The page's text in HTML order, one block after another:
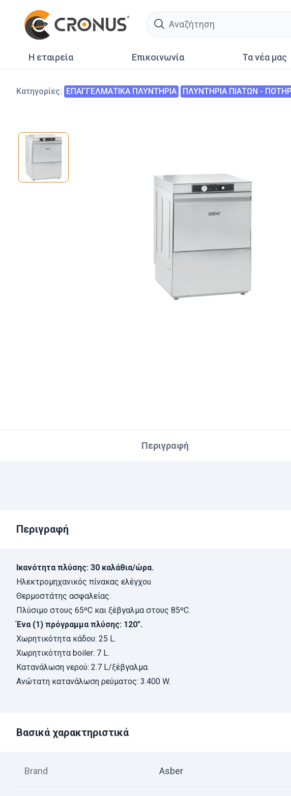
search
Η εταιρεία Επικοινωνία Τα νέα μας
Κατηγορίες: ΕΠΑΓΓΕΛΜΑΤΙΚΑ ΠΛΥΝΤΗΡΙΑ ΠΛΥΝΤΗΡΙΑ ΠΙΑΤΩΝ -
Περιγραφή
Περιγραφή
Ικανότητα πλύσης: 30 καλάθια/ώρα.
Ηλεκτρομηχανικός πίνακας ελέγχου.
Θερμοστάτης ασφαλείας.
Πλύσιμο στους 65ºC και ξέβγαλμα στους 85ºC.
Ένα (1) πρόγραμμα πλύσης: 120".
Χωρητικότητα κάδου: 25 L.
Xωρητικότητα boiler: 7 L.
Κατανάλωση νερού: 2.7 L/ξέβγαλμα.
Ανώτατη κατανάλωση ρεύματος: 3.400 W.
Βασικά χαρακτηριστικά
Brand Asber